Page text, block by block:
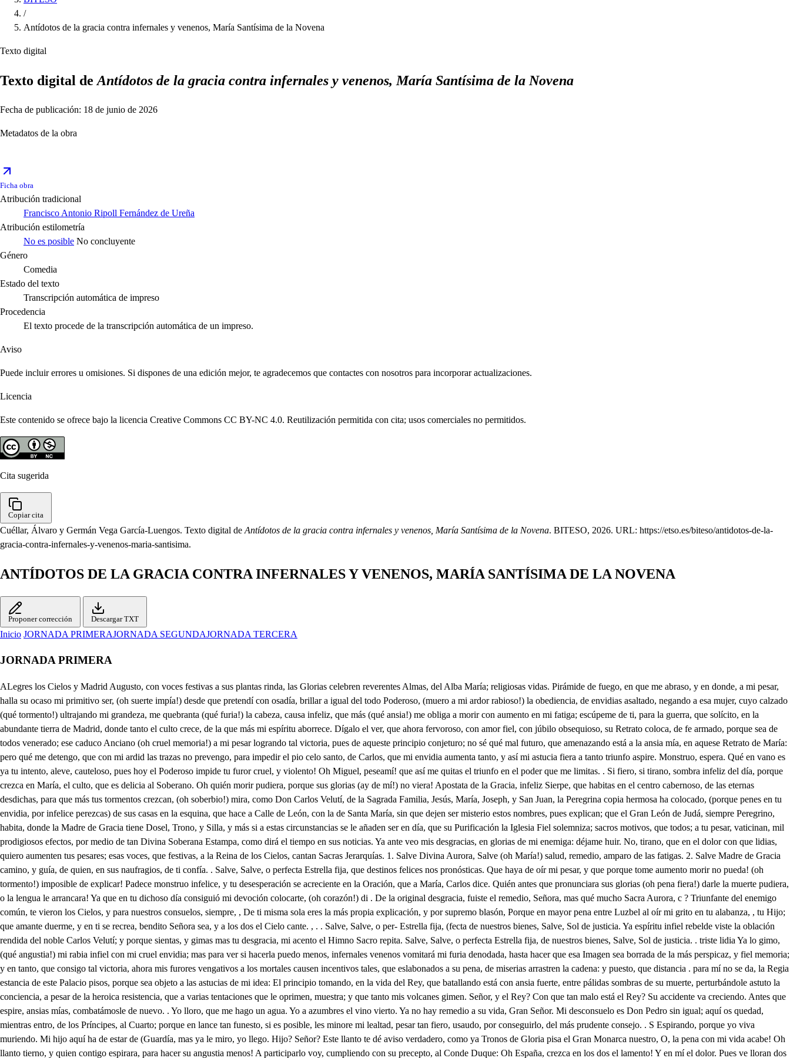
/
Antídotos de la gracia contra infernales y venenos, María Santísima de la Novena
Texto digital
Texto digital de Antídotos de la gracia contra infernales y venenos, María Santísima de la Novena
Fecha de publicación: 18 de junio de 2026
Metadatos de la obra
Ficha obra
Atribución tradicional
Francisco Antonio Ripoll Fernández de Ureña
Atribución estilometría
No es posible No concluyente
Género
Comedia
Estado del texto
Transcripción automática de impreso
Procedencia
El texto procede de la transcripción automática de un impreso.
Aviso
Puede incluir errores u omisiones. Si dispones de una edición mejor, te agradecemos que contactes con nosotros para incorporar actualizaciones.
Licencia
Este contenido se ofrece bajo la licencia Creative Commons CC BY-NC 4.0. Reutilización permitida con cita; usos comerciales no permitidos.
Cita sugerida
Copiar cita
Cuéllar, Álvaro y Germán Vega García-Luengos. Texto digital de Antídotos de la gracia contra infernales y venenos, María Santísima de la Novena. BITESO, 2026. URL: https://etso.es/biteso/antidotos-de-la-
gracia-contra-infernales-y-venenos-maria-santisima.
ANTÍDOTOS DE LA GRACIA CONTRA INFERNALES Y VENENOS, MARÍA SANTÍSIMA DE LA NOVENA
Proponer corrección Descargar TXT
Inicio JORNADA PRIMERAJORNADA SEGUNDAJORNADA TERCERA
JORNADA PRIMERA
ALegres los Cielos y Madrid Augusto, con voces festivas a sus plantas rinda, las Glorias celebren reverentes Almas, del Alba María; religiosas vidas. Pirámide de fuego, en que me abraso, y en donde, a mi pesar, halla su ocaso mi primitivo ser, (oh suerte impía!) desde que pretendí con osadía, brillar a igual del todo Poderoso, (muero a mi ardor rabioso!) la obediencia, de envidias asaltado, negando a esa mujer, cuyo calzado (qué tormento!) ultrajando mi grandeza, me quebranta (qué furia!) la cabeza, causa infeliz, que más (qué ansia!) me obliga a morir con aumento en mi fatiga; escúpeme de ti, para la guerra, que solícito, en la abundante tierra de Madrid, donde tanto el culto crece, de la que más mi espíritu aborrece. Dígalo el ver, que ahora fervoroso, con amor fiel, con júbilo obsequioso, su Retrato coloca, de fe armado, porque sea de todos venerado; ese caduco Anciano (oh cruel memoria!) a mi pesar logrando tal victoria, pues de aqueste principio conjeturo; no sé qué mal futuro, que amenazando está a la ansia mía, en aquese Retrato de María: pero qué me detengo, que con mi ardid las trazas no prevengo, para impedir el pio celo santo, de Carlos, que mi envidia aumenta tanto, y así mi astucia fiera a tanto triunfo aspire. Monstruo, espera. Qué en vano es ya tu intento, aleve, cauteloso, pues hoy el Poderoso impide tu furor cruel, y violento! Oh Miguel, peseamí! que así me quitas el triunfo en el poder que me limitas. . Si fiero, si tirano, sombra infeliz del día, porque crezca en María, el culto, que es delicia al Soberano. Oh quién morir pudiera, porque sus glorias (ay de mí!) no viera! Apostata de la Gracia, infeliz Sierpe, que habitas en el centro cabernoso, de las eternas desdichas, para que más tus tormentos crezcan, (oh soberbio!) mira, como Don Carlos Velutí, de la Sagrada Familia, Jesús, María, Joseph, y San Juan, la Peregrina copia hermosa ha colocado, (porque penes en tu envidia, por infelice perezcas) de sus casas en la esquina, que hace a Calle de León, con la de Santa María, sin que dejen ser misterio estos nombres, pues explican; que el Gran León de Judá, siempre Peregrino, habita, donde la Madre de Gracia tiene Dosel, Trono, y Silla, y más si a estas circunstancias se le añaden ser en día, que su Purificación la Iglesia Fiel solemniza; sacros motivos, que todos; a tu pesar, vaticinan, mil prodigiosos efectos, por medio de tan Divina Soberana Estampa, como dirá el tiempo en sus noticias. Ya ante veo mis desgracias, en glorias de mi enemiga: déjame huir. No, tirano, que en el dolor con que lidias, quiero aumenten tus pesares; esas voces, que festivas, a la Reina de los Cielos, cantan Sacras Jerarquías. 1. Salve Divina Aurora, Salve (oh María!) salud, remedio, amparo de las fatigas. 2. Salve Madre de Gracia camino, y guía, de quien, en sus naufragios, de ti confía. . Salve, Salve, o perfecta Estrella fija, que destinos felices nos pronósticas. Que haya de oír mi pesar, y que porque tome aumento morir no pueda! (oh tormento!) imposible de explicar! Padece monstruo infelice, y tu desesperación se acreciente en la Oración, que a María, Carlos dice. Quién antes que pronunciara sus glorias (oh pena fiera!) darle la muerte pudiera, o la lengua le arrancara! Ya que en tu dichoso día consiguió mi devoción colocarte, (oh corazón!) di . De la original desgracia, fuiste el remedio, Señora, mas qué mucho Sacra Aurora, c ? Triunfante del enemigo común, te vieron los Cielos, y para nuestros consuelos, siempre, , De ti misma sola eres la más propia explicación, y por supremo blasón, Porque en mayor pena entre Luzbel al oír mi grito en tu alabanza, , tu Hijo; que amante duerme, y en ti se recrea, bendito Señora sea, y a los dos el Cielo cante. , . . Salve, Salve, o per- Estrella fija, (fecta de nuestros bienes, Salve, Sol de justicia. Ya espíritu infiel rebelde viste la oblación rendida del noble Carlos Velutí; y porque sientas, y gimas mas tu desgracia, mi acento el Himno Sacro repita. Salve, Salve, o perfecta Estrella fija, de nuestros bienes, Salve, Sol de justicia. . triste lidia Ya lo gimo, (qué angustia!) mi rabia infiel con mi cruel envidia; mas para ver si hacerla puedo menos, infernales venenos vomitará mi furia denodada, hasta hacer que esa Imagen sea borrada de la más perspicaz, y fiel memoria; y en tanto, que consigo tal victoria, ahora mis furores vengativos a los mortales causen incentivos tales, que eslabonados a su pena, de miserias arrastren la cadena: y puesto, que distancia . para mí no se da, la Regia estancia de este Palacio pisos, porque sea objeto a las astucias de mi idea: El principio tomando, en la vida del Rey, que batallando está con ansia fuerte, entre pálidas sombras de su muerte, perturbándole astuto la conciencia, a pesar de la heroica resistencia, que a varias tentaciones que le oprimen, muestra; y que tanto mis volcanes gimen. Señor, y el Rey? Con que tan malo está el Rey? Su accidente va creciendo. Antes que espire, ansias mías, combatámosle de nuevo. . Yo lloro, que me hago un agua. Yo a azumbres el vino vierto. Ya no hay remedio a su vida, Gran Señor. Mi desconsuelo es Don Pedro sin igual; aquí os quedad, mientras entro, de los Príncipes, al Cuarto; porque en lance tan funesto, si es posible, les minore mi lealtad, pesar tan fiero, usaudo, por conseguirlo, del más prudente consejo. . S Espirando, porque yo viva muriendo. Mi hijo aquí ha de estar de (Guardía, mas ya le miro, yo llego. Hijo? Señor? Este llanto te dé aviso verdadero, como ya Tronos de Gloria pisa el Gran Monarca nuestro, O, la pena con mi vida acabe! Oh llanto tierno, y quien contigo espirara, para hacer su angustia menos! A participarlo voy, cumpliendo con su precepto, al Conde Duque: Oh España, crezca en los dos el lamento! Y en mí el dolor. Pues ve lloran dos gentiles hombres: viejo el uno, y el otro mozo, bien será los imitemos, supuesto el viejo eres tú, y aún del Viejo Testamento, y el mozo yo, por quien dice, qué lindo mozo el proverbio! Señor Mácuaca, no me gaste pullas, pues sabe mi genio, o haré que. Seor Morondaga, no se enfade. Pues Laus Deo. En las fatigas que lloro, más dolor experimento con no morir, que en mal tanto, fuera piadoso remedio, que diese punto a mi vida aqueste postrer aliento. Inés, en pena tan grande, no es posible hallar consuelo. Pues qué remedio no tiene, alegrarte solo es medio, lo que ya no dificulto consigas, con tal encuentro. Mas le estimara, a no estar con tal dolor combatiendo. Dos pésames hoy Señora, al ver ese llanto vuestro, recibe el alma, que amante os sacrifica respetos: Por la muerte del Rey uno, y otro, porque vuestro Cielo en tempestades de perlas triste naufraga; pues temo, que a la fuerza del dolor, vuestros Divinos Luceros, eclipsen sus bellos ra yos, si vos con prudente acuerdo no miráis por nuestras vidas, tanto pesar reprimiendo; por lo que, si acaso valen con vuestra beldad mis ruegos, os suplico supendáis de esos aljófares tersos las corrientes; pues mis ansias, así en el mal que padezco, duplican con sobresaltos las fatigas, y tormentos. Ay Don Pedro, bien quisiera poder aquí obedeceros; pero, aunque más lo procuro, un grande imposible emprendo Con Doña María, a quien amante idólatro, (Cielos!) Don Pedro Velutí hablando! en mis cóleras me pierdo; oculto de estas cortinas, cuidado mío escuchemos, por si de mi vida, o muerte tratan los dos (de ansia muero!) Buscando vengo a mi hermana, mas aquí está con Don Pedro; y yo sentida de que, así se expongan a riesgo de ser notados, o cuanto tirano amor, Dios flechero, ciega una pasión ardiente, que de tu causa es efecto! (firme? Que en vuestro amor seréis Vos solo seréis mi Dueño. Si antes, enemiga hermosa, los volcanes de mi incendio, que el alma padece, no le niegan (qué ira!) el aliento, pues a tu pesar, la muerte, verás que le da mi acero. Loco estoy, no sé qué digo, arrástreme de mi afecto. Ah falso! de tus desvíos . ya aquí la causa comprendo. Ay de mí! con que de sustos . batalla mi pensamiento! No sé cómo me reprimo. . Aquí habrá danza. Y boleos. Luego entrará el paloteado. No penséis, no, que suspenso me deja, Don Juan, el ver con cuanto orgulloso arresto os atrevéis a venir, contra mi vida, creyendo darme muerte; no miraros descortés, y desatento, atropellar de una Dama los heroicos privilegios; no profanar el Sagrado de este Real sitio, no, en tiempo, que de pesares, y lutos le vemos todos cubierto. Nada de esto, aunque pudiera, hace a mi prudencia eco, supuesto, que ha tantos días, que conozco vuestro genio, y estáis notado en la Corte, de imprudente, y de soberbio: y solo sí, en este lance, me causa pesares fieros, el ignorar si es, (qué pena!) para tanto arrojo vuestro, Doña María os ha dado, con sus finezas: Teneos, y no el honor, que en mí vive, le empañe así vuestro acento, de el desconfiando, en que me falte a lo que me debo; y así, por vos, y por mí responder a Don Juan quiero, pues sus groseras locuras dan hoy asunto a mi ceño. Un mes habrá, que atrevido me galanteáis; no condeno vuestra pasión (si del hado, que a ello os mueve, estáis sujeto) además, que el que me améis, embarazarlo no puedo, sino el modo escándoloso, que usáis en el emprenderlo, dando a entender, que os doy causa para tanto atrevimiento; de mis finezas movido, o alentado de mi afecto, y aunque grandes desengaños a vuestra locura he puesto presentes, de que aún el nombre vuestro, Don Juan, aborrezco, para templaros, ninguno logró de mi honor el ceño. Si me amáis, y veis, que yo os estoy aborreciendo, qué intentáis, si no en mi agravio, vano, infiel, y desatento, a nota de cuerdos juicios, villanamente exponernos? Reprimid vuestras locuras, refrenad vuestro ardimiento, ya que me halléis imposible, y a fuerza no he de quereros, y más cuando en el Palacio elegisteis digno empleo, en una beldad, a quien ofendéis falso, y grosero, supuesto que os ama, y vos no correspondéis su afecto: y si acaso vuestro orgullo con mi razón no refreno, haré los Príncipes sepan vuestros locos debaneos, para que a aleves Amantes, se